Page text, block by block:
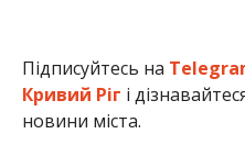
Підписуйтесь на
Кривий Ріг і
новини міста.